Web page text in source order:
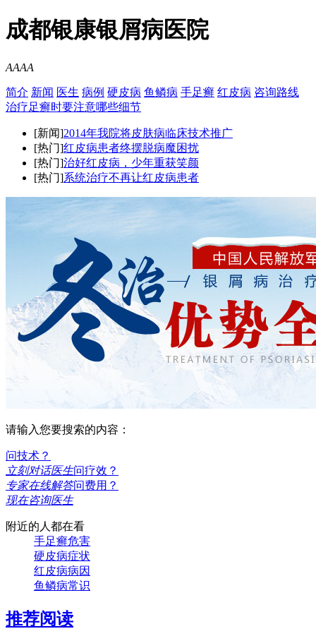
成都银康银屑病医院
AAAA
简介 新闻 医生 病例 硬皮病 鱼鳞病 手足癣 红皮病 咨询路线
治疗足癣时要注意哪些细节
[新闻]2014年我院将皮肤病临床技术推广
[热门]红皮病患者终摆脱病魔困扰
[热门]治好红皮病，少年重获笑颜
[热门]系统治疗不再让红皮病患者
请输入您要搜索的内容：
问技术？
立刻对话医生问疗效？
专家在线解答问费用？
现在咨询医生
附近的人都在看
手足癣危害
硬皮病症状
红皮病病因
鱼鳞病常识
推荐阅读